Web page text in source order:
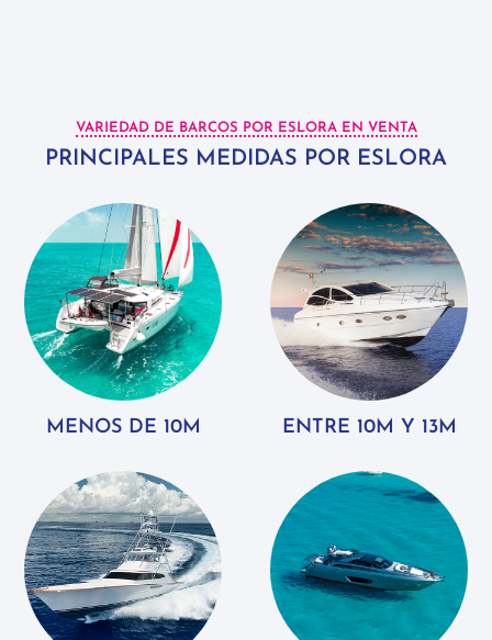
VARIEDAD DE BARCOS POR ESLORA EN VENTA
PRINCIPALES MEDIDAS POR ESLORA
MENOS DE 10M ENTRE 10M Y 13M